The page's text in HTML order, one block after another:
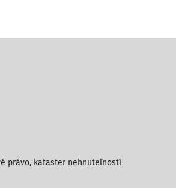
právo, kataster nehnuteľností